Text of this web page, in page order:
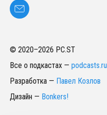
© 2020–2026 PC.ST
Все о подкастах — podcasts.ru
Разработка — Павел Козлов
Дизайн — Bonkers!